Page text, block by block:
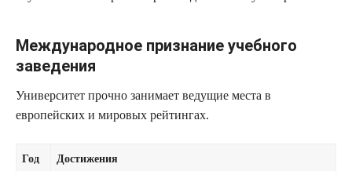
Международное признание учебного
заведения
Университет прочно занимает ведущие места в
европейских и мировых рейтингах.
Год Достижения